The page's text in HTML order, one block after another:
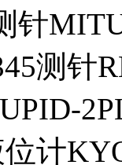
针
测针
计